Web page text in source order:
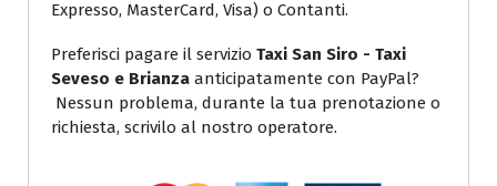
Expresso, MasterCard, Visa) o Contanti.
Preferisci pagare il servizio Taxi San Siro - Taxi
Seveso e Brianza anticipatamente con PayPal?
Nessun problema, durante la tua prenotazione o
richiesta, scrivilo al nostro operatore.